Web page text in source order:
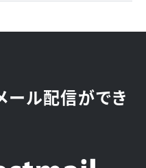
ール配信ができ